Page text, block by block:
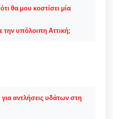
θα μου κοστίσει μία
την υπόλοιπη Αττική;
για αντλήσεις υδάτων στη